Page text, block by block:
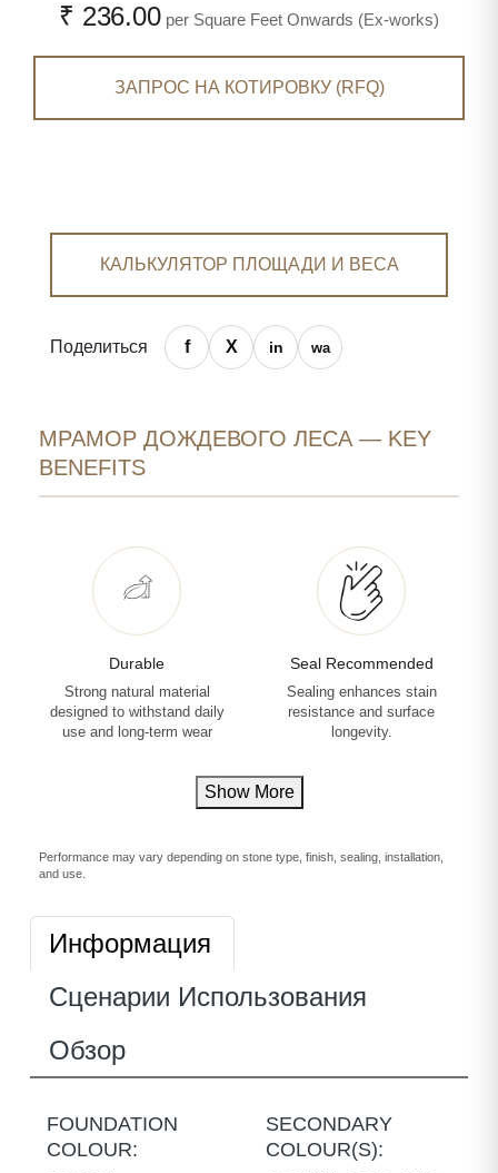
₹ 236.00 per Square Feet Onwards (Ex-works)
ЗАПРОС НА КОТИРОВКУ (RFQ)
КАЛЬКУЛЯТОР ПЛОЩАДИ И ВЕСА
Поделиться
МРАМОР ДОЖДЕВОГО ЛЕСА — KEY
BENEFITS
Durable
Strong natural material
designed to withstand daily
use and long-term wear
Seal Recommended
Sealing enhances stain
resistance and surface
longevity.
Show More
Performance may vary depending on stone type, finish, sealing, installation,
and use.
Информация
Сценарии Использования
Обзор
FOUNDATION
COLOUR:
SECONDARY
COLOUR(S):